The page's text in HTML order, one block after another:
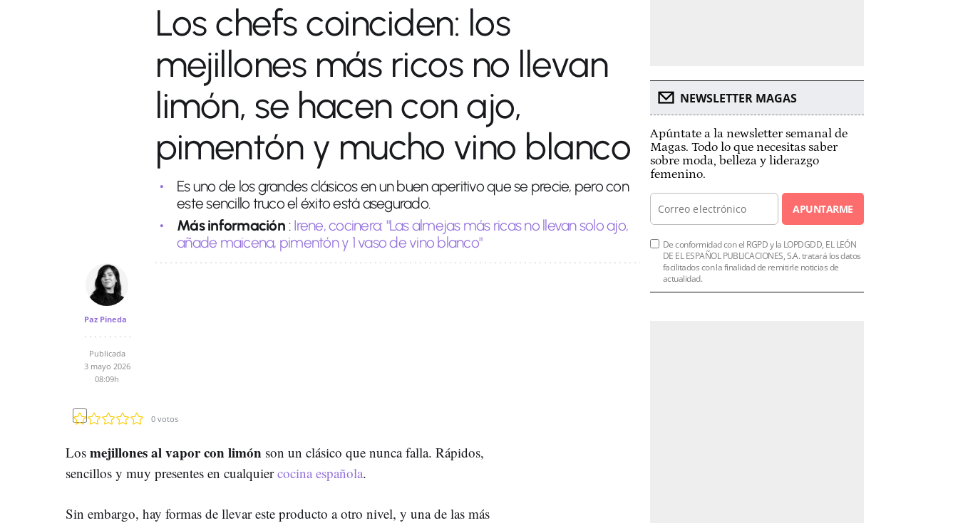
Los chefs coinciden: los
mejillones más ricos no llevan
limón, se hacen con ajo,
pimentón y mucho vino blanco
Es uno de los grandes clásicos en un buen aperitivo que se precie, pero con
este sencillo truco el éxito está asegurado.
Más información : Irene, cocinera: "Las almejas más ricas no llevan solo ajo,
añade maicena, pimentón y 1 vaso de vino blanco"
Paz Pineda
Publicada
3 mayo 2026
08:09h
0 votos
Los mejillones al vapor con limón son un clásico que nunca falla. Rápidos,
sencillos y muy presentes en cualquiercocina española.
Sin embargo, hay formas de llevar este producto a otro nivel, y una de las más
NEWSLETTER MAGAS
Apúntate a la newsletter semanal de
Magas. Todo lo que necesitas saber
sobre moda, belleza y liderazgo
femenino.
APUNTARME
De conformidad con el RGPD y la LOPDGDD, EL LEÓN
DE EL ESPAÑOL PUBLICACIONES, S.A. tratará los datos
facilitados con la finalidad de remitirle noticias de
actualidad.